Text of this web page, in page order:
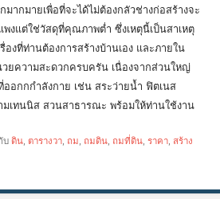
มากมายเพื่อที่จะได้ไม่ต้องกลัวช่างก่อสร้างจะ
งแต่ใช่วัสดุที่คุณภาพต่ำ ซึ่งเหตุนี้เป็นสาเหตุ
องที่ท่านต้องการสร้างบ้านเอง และภายใน
ยความสะดวกครบครัน เนื่องจากส่วนใหญ่
อกกกำลังกาย เช่น สระว่ายน้ำ ฟิตเนส
เทนนิส สวนสาธารณะ พร้อมให้ท่านใช้งาน
บ ดิน ตารางวา ถม ถมดิน ถมที่ดิน ราคา สร้าง